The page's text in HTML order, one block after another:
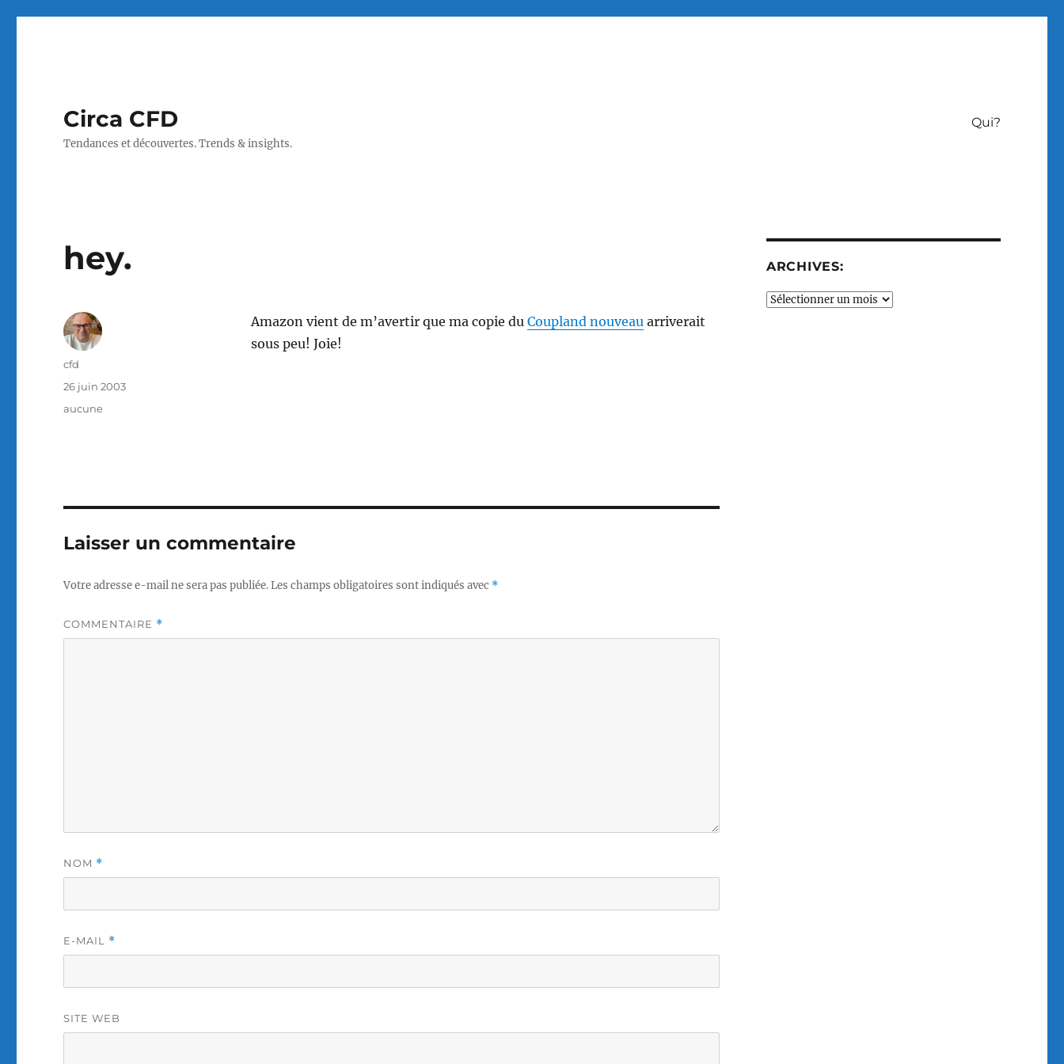
Circa CFD
Tendances et découvertes. Trends & insights.
Qui?
hey.
Amazon vient de m’avertir que ma copie du Coupland nouveauarriverait
sous peu! Joie!
Auteur
cfd
Publié
26 juin 2003
Catégories
aucune
Laisser un commentaire
Votre adresse e-mail ne sera pas publiée.Les champs obligatoires sont indiqués avec *
COMMENTAIRE *
NOM *
E-MAIL *
SITE WEB
ARCHIVES:
Archives: